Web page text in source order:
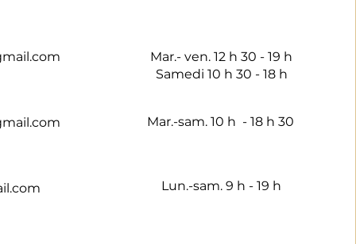
Mar.- ven. 12 h 30 - 19 h
Samedi 10 h 30 - 18 h
Mar.-sam. 10 h - 18 h 30
Lun.-sam. 9 h - 19 h